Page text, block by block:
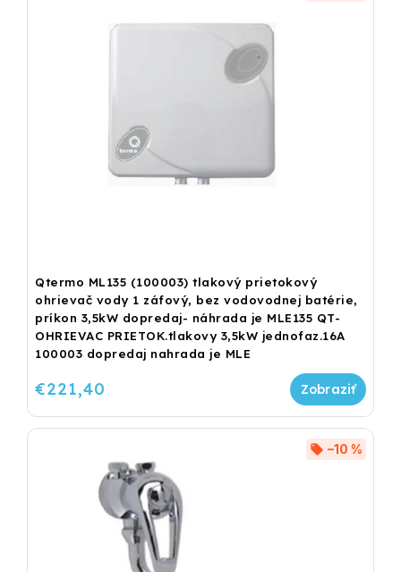
Qtermo ML135 (100003) tlakový prietokový
ohrievač vody 1 záfový, bez vodovodnej batérie,
príkon 3,5kW dopredaj- náhrada je MLE135 QT-
OHRIEVAC PRIETOK.tlakovy 3,5kW jednofaz.16A
100003 dopredaj nahrada je MLE
€221,40
–10 %